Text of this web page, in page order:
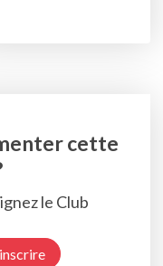
cette
le Club